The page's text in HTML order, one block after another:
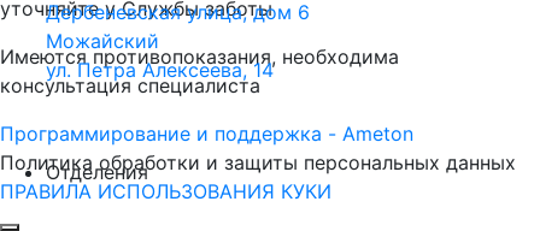
Дербеневская улица, дом 6
Можайский
ул. Петра Алексеева, 14
Отделения
уточняйте у Службы заботы
Имеются противопоказания, необходима
консультация специалиста
Программирование и поддержка - Ameton
Политика обработки и защиты персональных данных
ПРАВИЛА ИСПОЛЬЗОВАНИЯ КУКИ